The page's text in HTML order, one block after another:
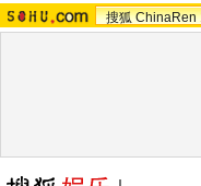
搜狐 ChinaRen